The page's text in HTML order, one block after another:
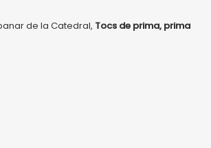
de la Catedral, Tocs de prima, prima